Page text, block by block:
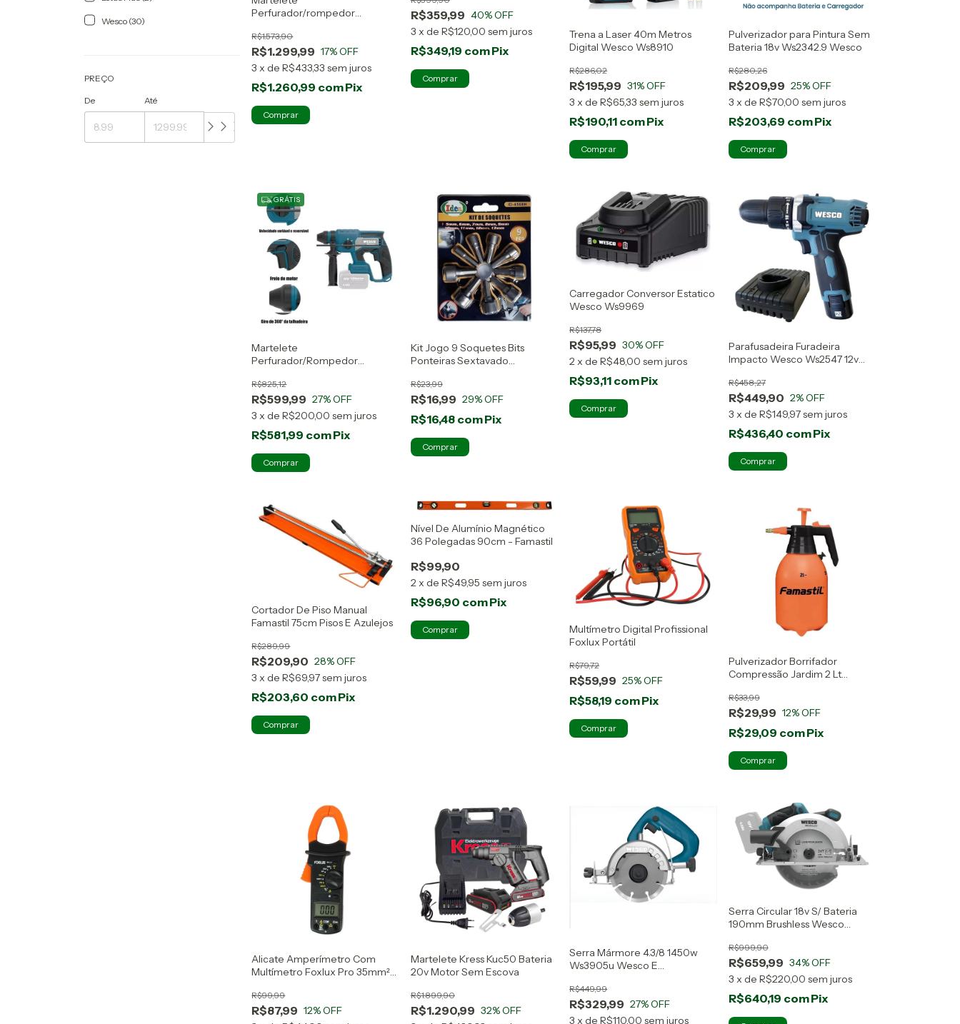
Wesco (30)
PREÇO
De Até
Perfurador/rompedor
- 18V - Azul
R$1.299,99
R$1.573,90
17% OFF
3 xdeR$433,33 sem juros
R$1.260,99 comPix
R$359,99 40% OFF
3 x de R$120,00 sem juros
R$349,19 comPix
Trena a Laser 40m Metros
Digital Wesco Ws8910
R$195,99
R$286,02
31% OFF
3 xdeR$65,33 sem juros
R$190,11 comPix
Pulverizador para Pintura Sem
Bateria 18v Ws2342.9 Wesco
R$209,99
R$280,26
25% OFF
3 x de R$70,00 sem juros
R$203,69 comPix
GRÁTIS
Martelete
Perfurador/Rompedor
R$599,99
R$825,12
27% OFF
3 xdeR$200,00 sem juros
R$581,99 comPix
Kit Jogo 9 Soquetes Bits
Ponteiras Sextavado
R$16,99
R$23,99
29% OFF
R$16,48 comPix
Carregador Conversor Estatico
Wesco Ws9969
R$95,99
R$137,78
30% OFF
2xdeR$48,00 sem juros
R$93,11 comPix
Parafusadeira Furadeira
Impacto Wesco Ws2547 12v
R$449,90
R$458,27
2% OFF
3 x de R$149,97sem juros
R$436,40 comPix
Cortador De Piso Manual
Famastil 75cm Pisos E Azulejos
R$209,90
R$289,99
28% OFF
3 xdeR$69,97sem juros
R$203,60 comPix
Nível De Alumínio Magnético
36 Polegadas 90cm - Famastil
R$99,90
2 x de R$49,95 sem juros
R$96,90 comPix
Multímetro Digital Profissional
Foxlux Portátil
R$59,99
R$79,72
25% OFF
R$58,19 comPix
Pulverizador Borrifador
Compressão Jardim 2 Lt
R$29,99
R$33,99
12% OFF
R$29,09 comPix
Alicate Amperímetro Com
Multímetro Foxlux Pro 35mm²
R$87,99
R$99,99
12% OFF
Martelete Kress Kuc50 Bateria
20v Motor Sem Escova
R$1.290,99
R$1.899,90
32% OFF
Serra Mármore 4.3/8 1450w
Ws3905u Wesco E
R$329,99
R$449,99
27% OFF
3 xdeR$110,00 sem juros
Serra Circular 18v S/ Bateria
190mm Brushless Wesco
R$659,99
R$999,90
34% OFF
3 x de R$220,00 sem juros
R$640,19 comPix